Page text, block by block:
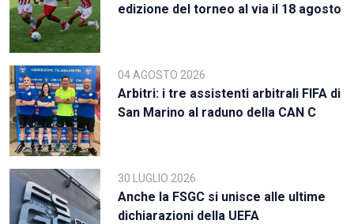
edizione del torneo al via il 18 agosto
04 AGOSTO 2026
Arbitri: i tre assistenti arbitrali FIFA di
San Marino al raduno della CAN C
30 LUGLIO 2026
Anche la FSGC si unisce alle ultime
dichiarazioni della UEFA